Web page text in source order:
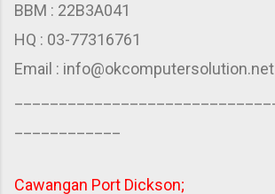
BBM : 22B3A041
HQ : 03-77316761
Email : info@okcomputersolution.net
Cawangan Port Dickson;